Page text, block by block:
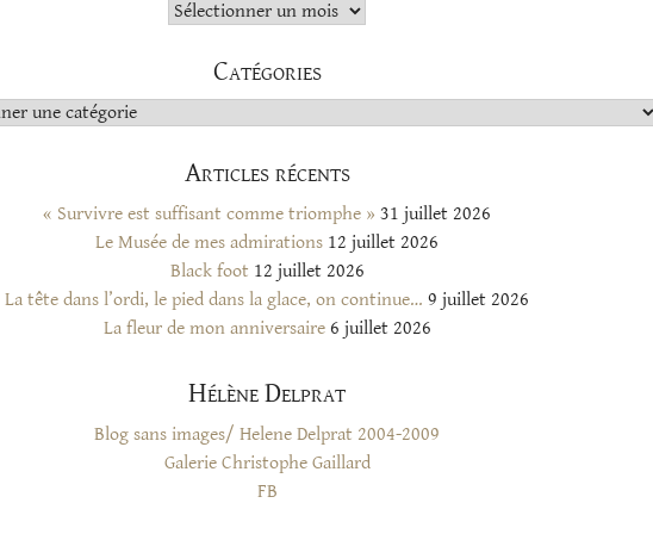
Archives
Catégories
Articles récents
« Survivre est suffisant comme triomphe » 31 juillet 2026
Le Musée de mes admirations 12 juillet 2026
Black foot 12 juillet 2026
La tête dans l’ordi, le pied dans la glace, on continue… 9 juillet 2026
La fleur de mon anniversaire 6 juillet 2026
Hélène Delprat
Blog sans images/ Helene Delprat 2004-2009
Galerie Christophe Gaillard
FB